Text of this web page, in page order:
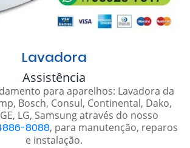
Lavadora
Assistência
para aparelhos: Lavadora da
Bosch, Consul, Continental, Dako,
LG, Samsung através do nosso
8088, para manutenção, reparos
e instalação.